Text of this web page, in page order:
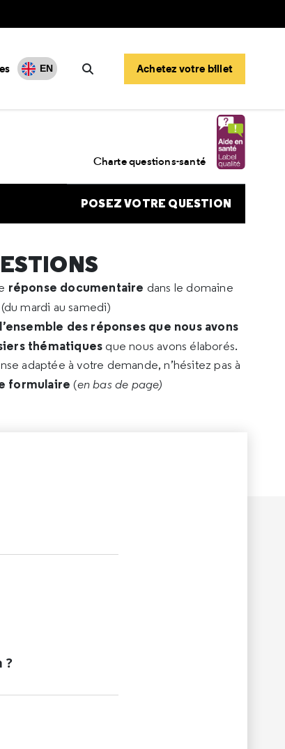
EN
Rechercher
Achetez votre billet
Charte questions-santé
POSEZ VOTRE QUESTION
réponse documentaire dans le domaine
(du mardi au samedi)
des réponses que nous avons
thématiques que nous avons élaborés.
adaptée à votre demande, n’hésitez pas à
formulaire (en bas de page)
?